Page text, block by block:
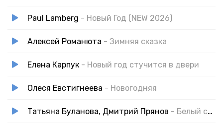
Вспомним радости мгновенья.
Этот вечер и весельем.
И бокалы зазвенят.
Ждет нас впереди большой успех,
Звезды яркие горят.
Загадай скорей желание,
Paul Lamberg - Новый Год (NEW 2026)
Алексей Романюта - Зимняя сказка
Елена Карпук - Новый год стучится в двери
Олеся Евстигнеева - Новогодняя
Татьяна Буланова, Дмитрий Прянов - Белый снег